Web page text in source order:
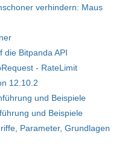
verhindern: Maus
die Bitpanda API
- RateLimit
12.10.2
und Beispiele
und Beispiele
Parameter, Grundlagen